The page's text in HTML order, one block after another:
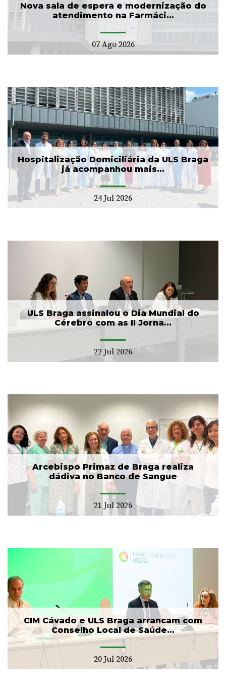
Nova sala de espera e modernização do
atendimento na Farmáci...
07 Ago 2026
Hospitalização Domiciliária da ULS Braga
já acompanhou mais...
24 Jul 2026
ULS Braga assinalou o Dia Mundial do
Cérebro com as II Jorna...
22 Jul 2026
Arcebispo Primaz de Braga realiza
dádiva no Banco de Sangue
21 Jul 2026
CIM Cávado e ULS Braga arrancam com
Conselho Local de Saúde...
20 Jul 2026